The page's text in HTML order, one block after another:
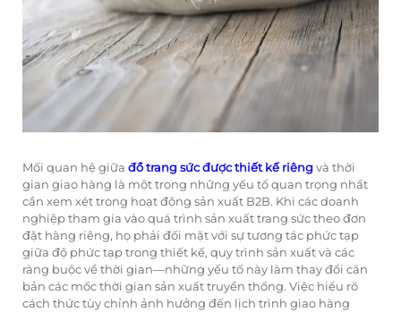
Mối quan hệ giữa đồ trang sức được thiết kế riêngvà thời
gian giao hàng là một trong những yếu tố quan trọng nhất
cần xem xét trong hoạt động sản xuất B2B. Khi các doanh
nghiệp tham gia vào quá trình sản xuất trang sức theo đơn
đặt hàng riêng, họ phải đối mặt với sự tương tác phức tạp
giữa độ phức tạp trong thiết kế, quy trình sản xuất và các
ràng buộc về thời gian—những yếu tố này làm thay đổi căn
bản các mốc thời gian sản xuất truyền thống. Việc hiểu rõ
cách thức tùy chỉnh ảnh hưởng đến lịch trình giao hàng